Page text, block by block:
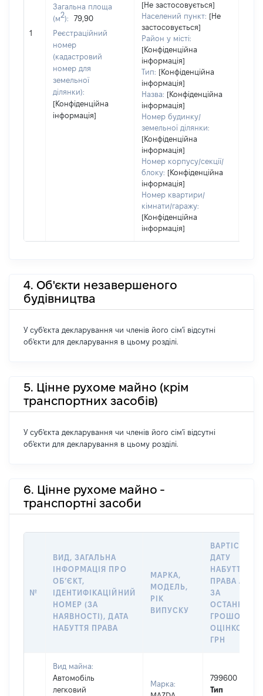
1
Загальна площа
(м2):
79,90
Реєстраційний
номер
(кадастровий
номер для
земельної
ділянки):
[Конфіденційна
інформація]
[Не застосовується]
Населений пункт: [Не
застосовується]
Район у місті:
[Конфіденційна
інформація]
Тип: [Конфіденційна
інформація]
Назва: [Конфіденційна
інформація]
Номер будинку/
земельної ділянки:
[Конфіденційна
інформація]
Номер корпусу/секції/
блоку: [Конфіденційна
інформація]
Номер квартири/
кімнати/гаражу:
[Конфіденційна
інформація]
4. Об'єкти незавершеного
будівництва
У суб'єкта декларування чи членів його сім'ї відсутні
об'єкти для декларування в цьому розділі.
5. Цінне рухоме майно (крім
транспортних засобів)
У суб'єкта декларування чи членів його сім'ї відсутні
об'єкти для декларування в цьому розділі.
6. Цінне рухоме майно -
транспортні засоби
№
ВИД, ЗАГАЛЬНА
ІНФОРМАЦІЯ ПРО
ОБʼЄКТ,
ІДЕНТИФІКАЦІЙНИЙ
НОМЕР (ЗА
НАЯВНОСТІ), ДАТА
НАБУТТЯ ПРАВА
МАРКА,
МОДЕЛЬ,
РІК
ВИПУСКУ
ВАРТІСТЬ НА
ДАТУ
НАБУТТЯ
ПРАВА АБО
ЗА
ГРОШОВОЮ
ОЦІНКОЮ,
ГРН
Вид майна:
Автомобіль
легковий
Марка:
799600
Тип